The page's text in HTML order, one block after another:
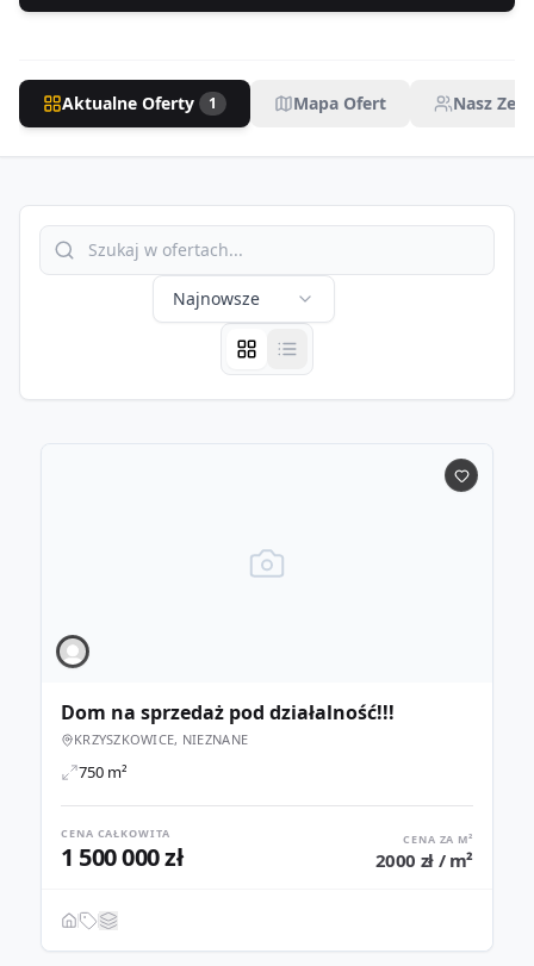
Aktualne Oferty 1 Mapa Ofert Nasz
Najnowsze
Dom na sprzedaż pod działalność!!!
KRZYSZKOWICE, NIEZNANE
750 m²
CENA CAŁKOWITA
1 500 000 zł
CENA ZA M²
2000 zł / m²